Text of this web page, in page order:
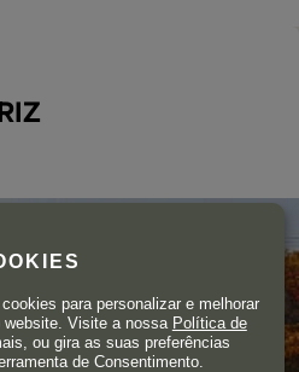
para personalizar e melhorar
Visite a nossa Política de
ou gira as suas preferências
de Consentimento.